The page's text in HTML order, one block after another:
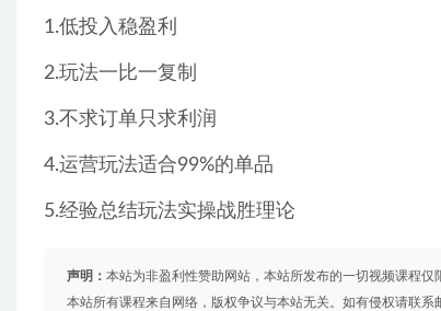
1.低投入稳盈利
2.玩法一比一复制
3.不求订单只求利润
4.运营玩法适合99%的单品
5.经验总结玩法实操战胜理论
声明： 本站为非盈利性赞助网站，本站所发布的一切视频课程
本站所有课程来自网络，版权争议与本站无关。如有侵权请联